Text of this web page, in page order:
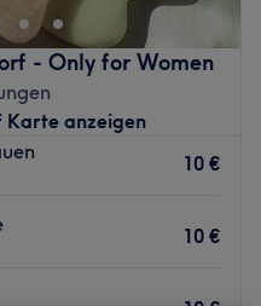
- Only for Women
Karte anzeigen
10 €
10 €